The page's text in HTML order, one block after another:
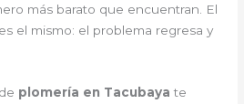
más barato que encuentran. El
el mismo: el problema regresa y
plomería en Tacubaya te